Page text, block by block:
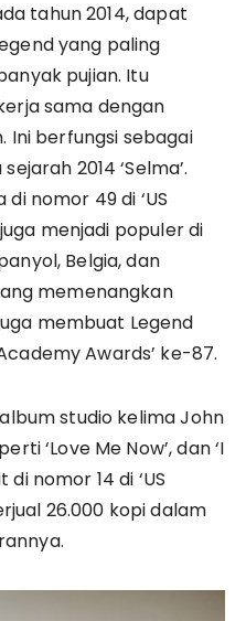
tahun 2014, dapat
yang paling
pujian. Itu
sama dengan
Ini berfungsi sebagai
2014 ‘Selma’.
nomor 49 di ‘US
juga menjadi populer di
Belgia, dan
memenangkan
membuat Legend
Awards’ ke-87.
studio kelima John
‘Love Me Now’, dan ‘I
nomor 14 di ‘US
26.000 kopi dalam